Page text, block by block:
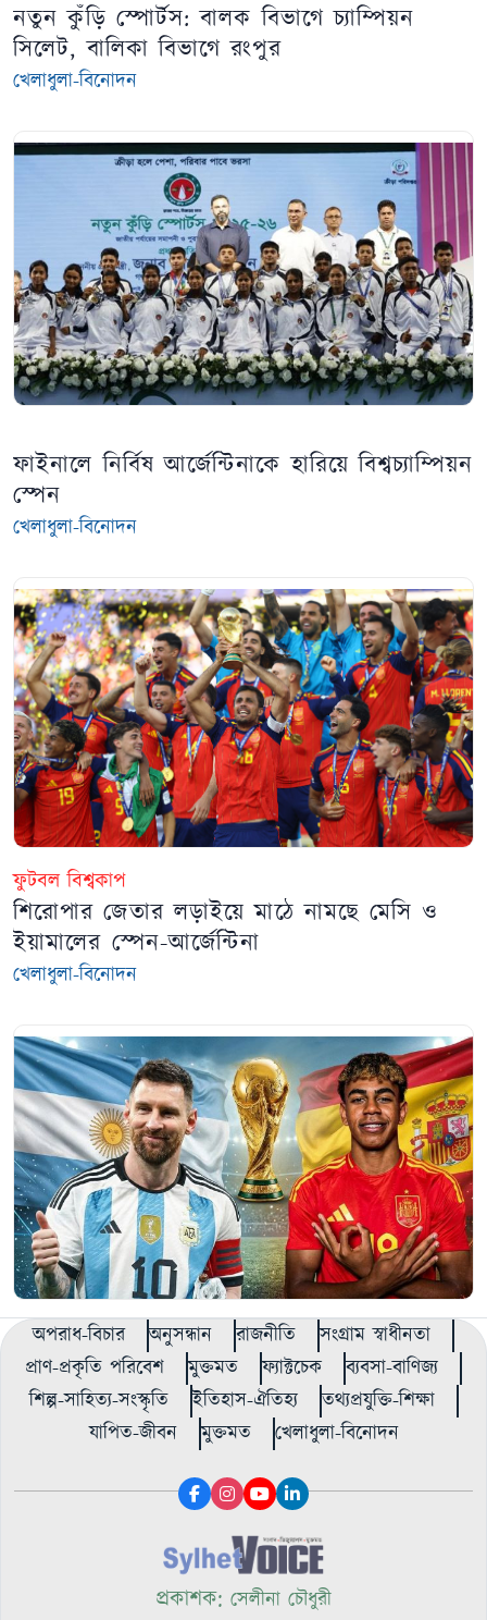
নতুন কুঁড়ি স্পোর্টস: বালক বিভাগে চ্যাম্পিয়ন
সিলেট, বালিকা বিভাগে রংপুর
খেলাধুলা-বিনোদন
ফাইনালে নির্বিষ আর্জেন্টিনাকে হারিয়ে বিশ্বচ্যাম্পিয়ন
স্পেন
খেলাধুলা-বিনোদন
ফুটবল বিশ্বকাপ
শিরোপার জেতার লড়াইয়ে মাঠে নামছে মেসি ও
ইয়ামালের স্পেন-আর্জেন্টিনা
খেলাধুলা-বিনোদন
অপরাধ-বিচার অনুসন্ধান রাজনীতি
সংগ্রাম স্বাধীনতা
প্রাণ-প্রকৃতি পরিবেশ
মুক্তমত ফ্যাক্টচেক
ব্যবসা-বাণিজ্য
শিল্প-সাহিত্য-সংস্কৃতি
ইতিহাস-ঐতিহ্য
তথ্যপ্রযুক্তি-শিক্ষা
যাপিত-জীবন
মুক্তমত খেলাধুলা-বিনোদন
প্রকাশক: সেলীনা চৌধুরী